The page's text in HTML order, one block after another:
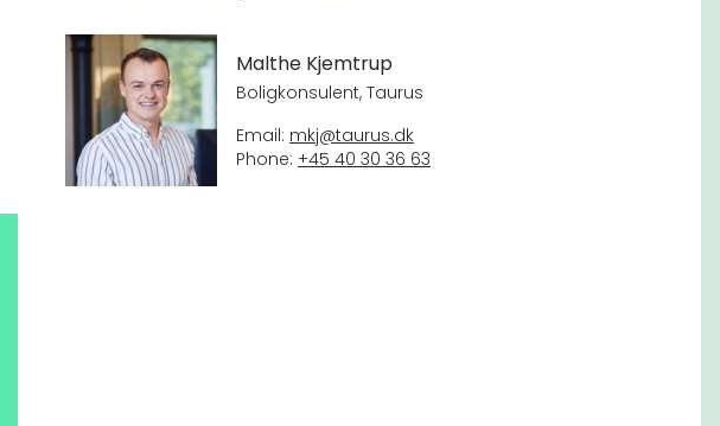
Malthe Kjemtrup
Boligkonsulent, Taurus
Email: mkj@taurus.dk
Phone: +45 40 30 36 63